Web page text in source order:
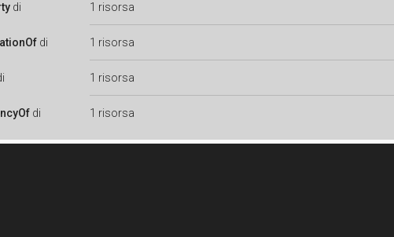
di 1 risorsa
di 1 risorsa
1 risorsa
di 1 risorsa